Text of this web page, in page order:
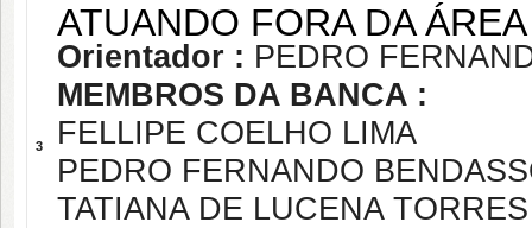
3
ATUANDO FORA DA
Orientador : PEDRO
MEMBROS DA BANCA :
FELLIPE COELHO LIMA
PEDRO FERNANDO
TATIANA DE LUCENA TORRES